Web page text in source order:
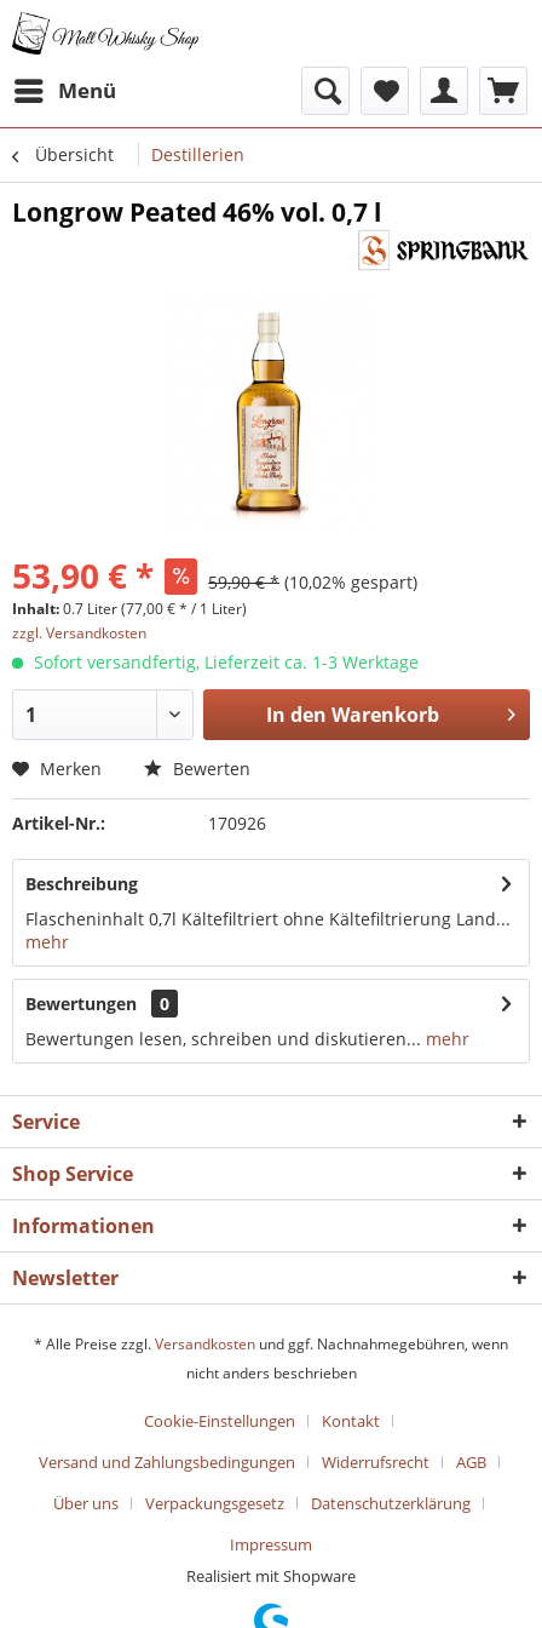
Menü
Übersicht Destillerien
Longrow Peated 46% vol. 0,7 l
53,90 € * 59,90 € * (10,02% gespart)
Inhalt:0.7 Liter (77,00 € * / 1 Liter)
zzgl. Versandkosten
Sofort versandfertig, Lieferzeit ca. 1-3 Werktage
In den Warenkorb
Merken Bewerten
Artikel-Nr.: 170926
Beschreibung
Flascheninhalt 0,7l Kältefiltriert ohne Kältefiltrierung Land...
mehr
Bewertungen
0
Bewertungen lesen, schreiben und diskutieren... mehr
Service
Shop Service
Informationen
Newsletter
* Alle Preise zzgl.Versandkosten und ggf. Nachnahmegebühren, wenn
nicht anders beschrieben
Cookie-Einstellungen
Kontakt
Versand und Zahlungsbedingungen
Widerrufsrecht
AGB
Über uns
Verpackungsgesetz
Datenschutzerklärung
Impressum
Realisiert mit Shopware